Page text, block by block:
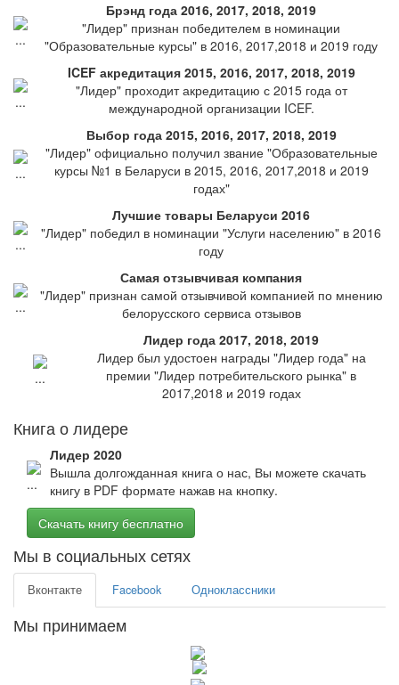
Брэнд года 2016, 2017, 2018, 2019
"Лидер" признан победителем в номинации
"Образовательные курсы" в 2016, 2017,2018 и 2019 году
ICEF акредитация 2015, 2016, 2017, 2018, 2019
"Лидер" проходит акредитацию с 2015 года от
международной организации ICEF.
Выбор года 2015, 2016, 2017, 2018, 2019
"Лидер" официально получил звание "Образовательные
курсы №1 в Беларуси в 2015, 2016, 2017,2018 и 2019
годах"
Лучшие товары Беларуси 2016
"Лидер" победил в номинации "Услуги населению" в 2016
году
Самая отзывчивая компания
"Лидер" признан самой отзывчивой компанией по мнению
белорусского сервиса отзывов
Лидер года 2017, 2018, 2019
Лидер был удостоен награды "Лидер года" на
премии "Лидер потребительского рынка" в
2017,2018 и 2019 годах
Книга о лидере
Лидер 2020
Вышла долгожданная книга о нас, Вы можете скачать
книгу в PDF формате нажав на кнопку.
Скачать книгу бесплатно
Мы в социальных сетях
Вконтакте Facebook Одноклассники
Мы принимаем